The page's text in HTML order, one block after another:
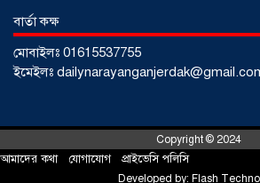
বার্তা কক্ষ
মোবাইলঃ 01615537755
ইমেইলঃ
Copyright © 2024
আমাদের কথা যোগাযোগ প্রাইভেসি পলিসি
Developed by: Flash